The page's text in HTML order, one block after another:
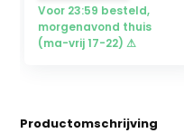
Voor 23:59 besteld,
morgenavond thuis
(ma-vrij 17-22) ⚠
Productomschrijving